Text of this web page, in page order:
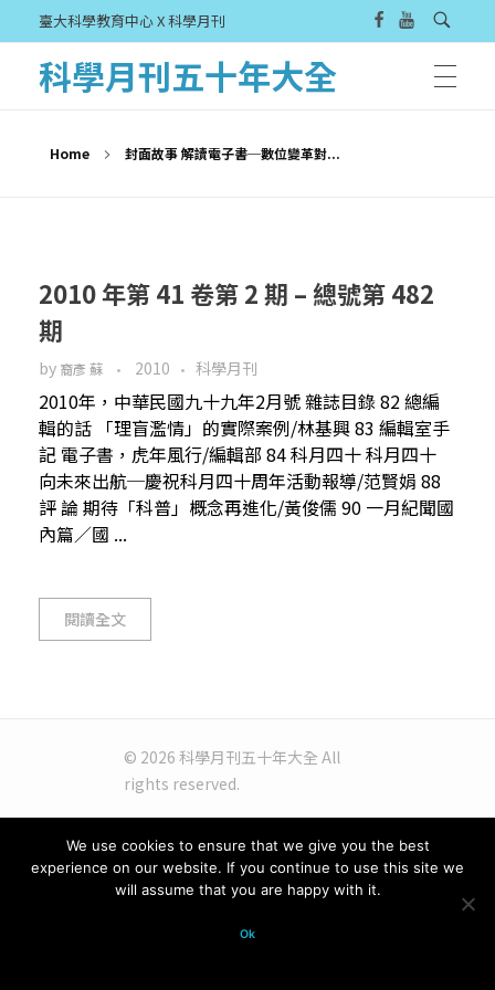
臺大科學教育中心 X 科學月刊
科學月刊五十年大全
Home 封面故事 解讀電子書─數位變革對...
2010 年第 41 卷第 2 期 – 總號第 482
期
by 裔彥 蘇 2010 科學月刊
2010年，中華民國九十九年2月號 雜誌目錄 82 總編
輯的話 「理盲濫情」的實際案例/林基興 83 編輯室手
記 電子書，虎年風行/編輯部 84 科月四十 科月四十
向未來出航─慶祝科月四十周年活動報導/范賢娟 88
評 論 期待「科普」概念再進化/黃俊儒 90 一月紀聞國
內篇／國 ...
閱讀全文
© 2026 科學月刊五十年大全 All
rights reserved.
We use cookies to ensure that we give you the best
experience on our website. If you continue to use this site we
will assume that you are happy with it.
Ok